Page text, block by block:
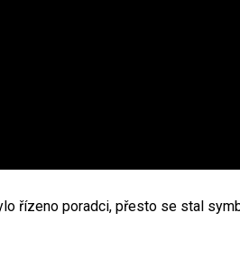
řízeno poradci, přesto se stal